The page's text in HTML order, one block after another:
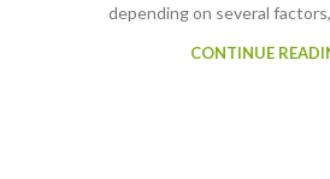
depending on several
CONTINUE